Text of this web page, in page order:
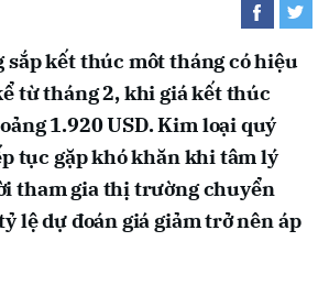
kết thúc môt tháng có hiệu
từ tháng 2, khi giá kết thúc
1.920 USD. Kim loại quý
tục gặp khó khăn khi tâm lý
tham gia thị trường chuyển
lệ dự đoán giá giảm trở nên áp
Hủy